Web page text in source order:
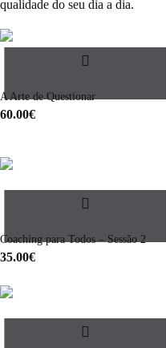
qualidade do seu dia a dia.
A Arte de Questionar
60.00€
Coaching para Todos – Sessão 2
35.00€